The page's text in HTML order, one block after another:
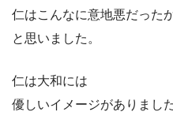
仁はこんなに意地悪だった
と思いました。
仁は大和には
優しいイメージがありまし